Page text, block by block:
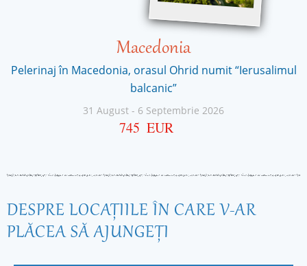
Macedonia
Pelerinaj în Macedonia, orasul Ohrid numit “Ierusalimul
balcanic”
31 August - 6 Septembrie 2026
745 EUR
DESPRE LOCAŢIILE ÎN CARE V-AR
PLĂCEA SĂ AJUNGEŢI